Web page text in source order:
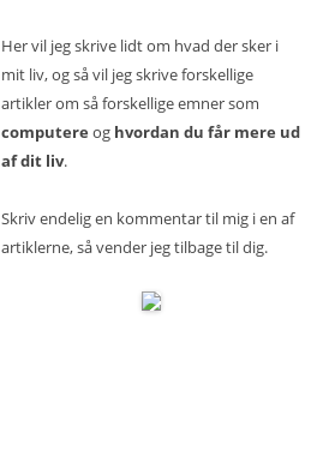
Her vil jeg skrive lidt om hvad der sker i
mit liv, og så vil jeg skrive forskellige
artikler om så forskellige emner som
computere og hvordan du får mere ud
af dit liv.
Skriv endelig en kommentar til mig i en af
artiklerne, så vender jeg tilbage til dig.